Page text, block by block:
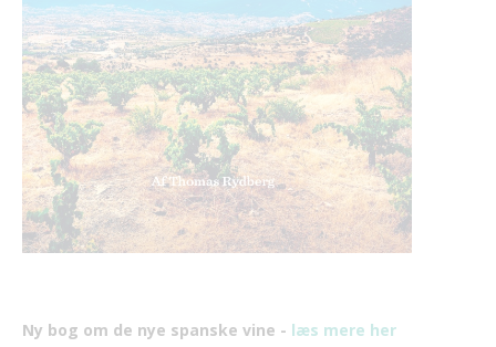
Ny bog om de nye spanske vine - læs mere her